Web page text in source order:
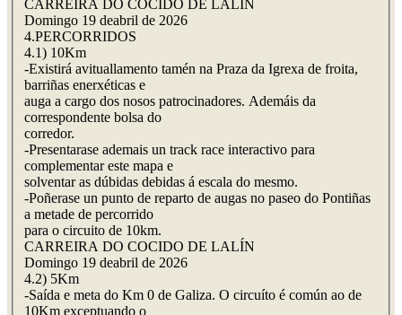
CARREIRA DO COCIDO DE LALÍN
Domingo 19 deabril de 2026
4.PERCORRIDOS
4.1) 10Km
-Existirá avituallamento tamén na Praza da Igrexa de froita,
barriñas enerxéticas e
auga a cargo dos nosos patrocinadores. Ademáis da
correspondente bolsa do
corredor.
-Presentarase ademais un track race interactivo para
complementar este mapa e
solventar as dúbidas debidas á escala do mesmo.
-Poñerase un punto de reparto de augas no paseo do Pontiñas
a metade de percorrido
para o circuito de 10km.
CARREIRA DO COCIDO DE LALÍN
Domingo 19 deabril de 2026
4.2) 5Km
-Saída e meta do Km 0 de Galiza. O circuíto é común ao de
10Km exceptuando o